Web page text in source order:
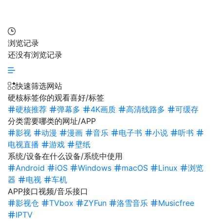
浏览记录
还没有浏览记录
快速筛选网站
硬核标签你的观看喜好/标签
硬核推荐
弹幕多 4K画质 高清线路多
可缓存
分类需要哪类的网址/APP
影视
动漫 漫画 音乐 电子书 小说
听书
电视直播
游戏
壁纸
系统/设备在什么设备/系统中使用
Android
iOS Windows macOS Linux
浏览
器
电视
车机
APP接口视频/音乐接口
影视仓
TVbox ZYFun 洛雪音乐
Musicfree
IPTV